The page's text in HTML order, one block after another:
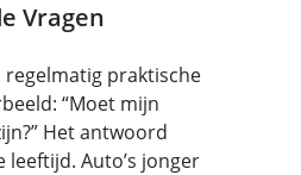
Vragen
regelmatig praktische
“Moet mijn
Het antwoord
leeftijd. Auto’s jonger